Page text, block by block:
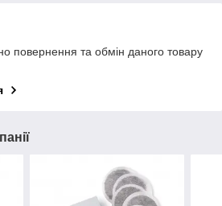
повернення та обмін даного товару